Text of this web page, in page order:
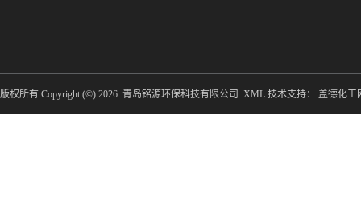
版权所有 Copyright (©) 2026 青岛铭源环保科技有限公司 XML 技术支持： 盖德化工